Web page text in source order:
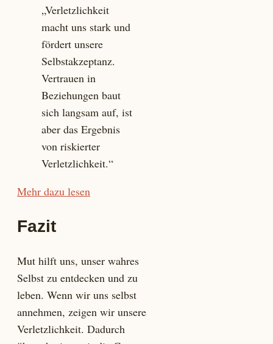
„Verletzlichkeit
macht uns stark und
fördert unsere
Selbstakzeptanz.
Vertrauen in
Beziehungen baut
sich langsam auf, ist
aber das Ergebnis
von riskierter
Verletzlichkeit.“
Mehr dazu lesen
Fazit
Mut hilft uns, unser wahres
Selbst zu entdecken und zu
leben. Wenn wir uns selbst
annehmen, zeigen wir unsere
Verletzlichkeit. Dadurch